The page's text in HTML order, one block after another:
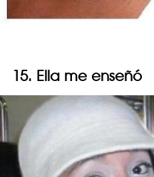
15. Ella me enseñó